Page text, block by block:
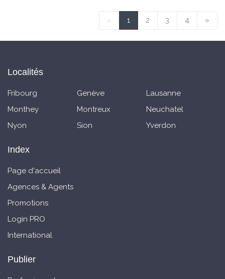
« 1 2 3 4 »
Localités
Fribourg Genève
Lausanne
Monthey
Montreux
Neuchatel
Nyon
Sion Yverdon
Index
Page d'accueil
Agences & Agents
Promotions
Login PRO
International
Publier